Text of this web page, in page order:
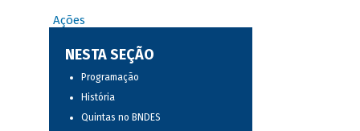
Ações
NESTA SEÇÃO
Programação
História
Quintas no BNDES